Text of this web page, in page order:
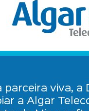
parceira viva, a
a Algar